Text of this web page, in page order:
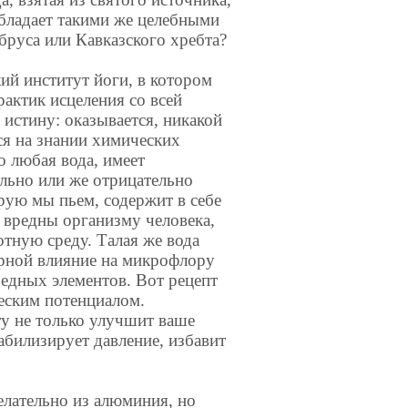
такими же целебными
или Кавказского хребта?
институт йоги, в котором
исцеления со всей
оказывается, никакой
на знании химических
любая вода, имеет
или же отрицательно
мы пьем, содержит в себе
организму человека,
среду. Талая же вода
влияние на микрофлору
элементов. Вот рецепт
потенциалом.
не только улучшит ваше
давление, избавит
из алюминия, но